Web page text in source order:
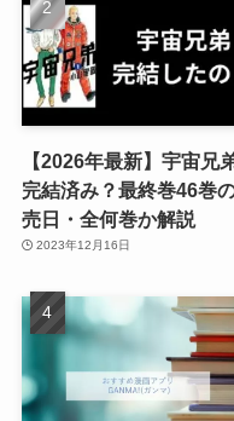
【2026年最新】宇宙兄
完結済み？最終巻46巻
売日・全何巻か解説
2023年12月16日